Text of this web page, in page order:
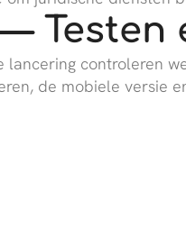
Testen
lancering controleren
de mobiele versie